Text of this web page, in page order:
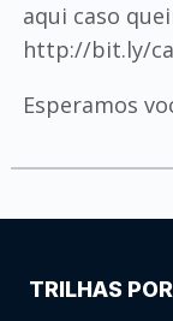
aqui caso
http://bit.ly/
Esperamos
TRILHAS